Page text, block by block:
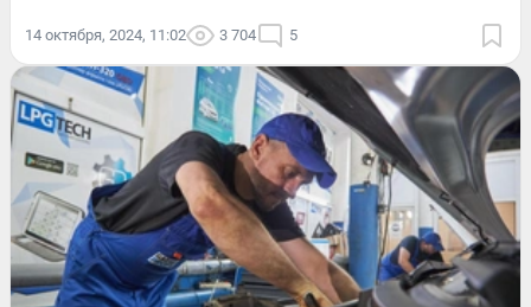
14 октября, 2024, 11:02 3 704 5